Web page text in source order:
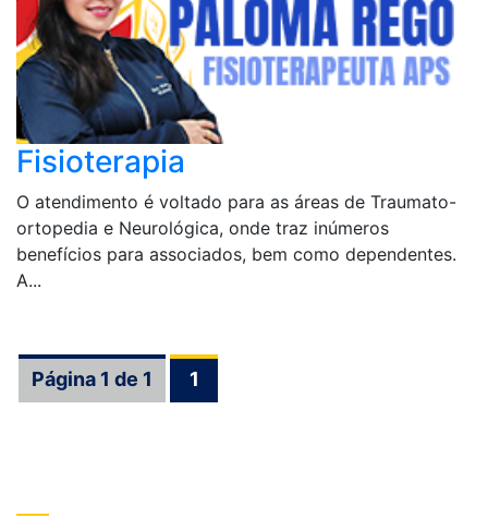
Fisioterapia
O atendimento é voltado para as áreas de Traumato-
ortopedia e Neurológica, onde traz inúmeros
benefícios para associados, bem como dependentes.
A...
Página 1 de 1 1